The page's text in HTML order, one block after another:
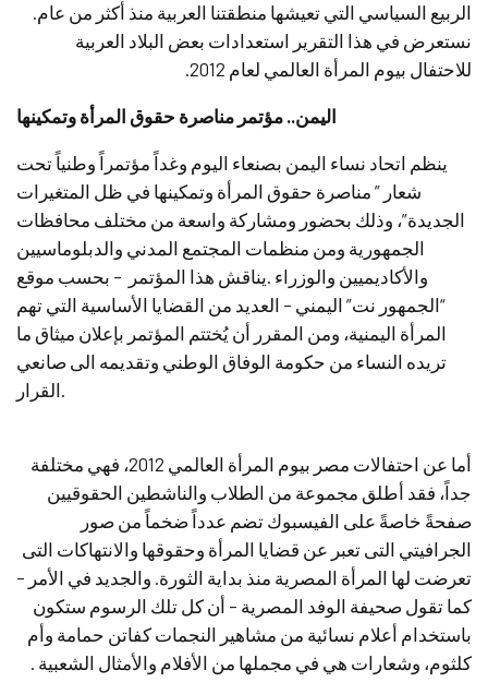
الربيع السياسي التي تعيشها منطقتنا العربية منذ أكثر من عام.
نستعرض في هذا التقرير استعدادات بعض البلاد العربية
للاحتفال بيوم المرأة العالمي لعام 2012.
اليمن.. مؤتمر مناصرة حقوق المرأة وتمكينها
ينظم اتحاد نساء اليمن بصنعاء اليوم وغداً مؤتمراً وطنياً تحت
شعار ” مناصرة حقوق المرأة وتمكينها في ظل المتغيرات
الجديدة”، وذلك بحضور ومشاركة واسعة من مختلف محافظات
الجمهورية ومن منظمات المجتمع المدني والدبلوماسيين
والأكاديميين والوزراء .يناقش هذا المؤتمر – بحسب موقع
“الجمهور نت” اليمني – العديد من القضايا الأساسية التي تهم
المرأة اليمنية، ومن المقرر أن يُختتم المؤتمر بإعلان ميثاق ما
تريده النساء من حكومة الوفاق الوطني وتقديمه الى صانعي
القرار.
أما عن احتفالات مصر بيوم المرأة العالمي 2012، فهي مختلفة
جداً، فقد أطلق مجموعة من الطلاب والناشطين الحقوقيين
صفحةً خاصةً على الفيسبوك تضم عدداً ضخماً من صور
الجرافيتي التى تعبر عن قضايا المرأة وحقوقها والانتهاكات التى
تعرضت لها المرأة المصرية منذ بداية الثورة. والجديد في الأمر –
كما تقول صحيفة الوفد المصرية – أن كل تلك الرسوم ستكون
باستخدام أعلام نسائية من مشاهير النجمات كفاتن حمامة وأم
كلثوم، وشعارات هي في مجملها من الأفلام والأمثال الشعبية .